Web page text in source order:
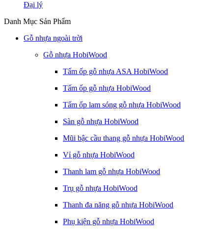
Đại lý
Danh Mục Sản Phẩm
Gỗ nhựa ngoài trời
Gỗ nhựa HobiWood
Tấm ốp gỗ nhựa ASA HobiWood
Tấm ốp gỗ nhựa HobiWood
Tấm ốp lam sóng gỗ nhựa HobiWood
Sàn gỗ nhựa HobiWood
Mũi bậc cầu thang gỗ nhựa HobiWood
Vỉ gỗ nhựa HobiWood
Thanh lam gỗ nhựa HobiWood
Trụ gỗ nhựa HobiWood
Thanh đa năng gỗ nhựa HobiWood
Phụ kiện gỗ nhựa HobiWood